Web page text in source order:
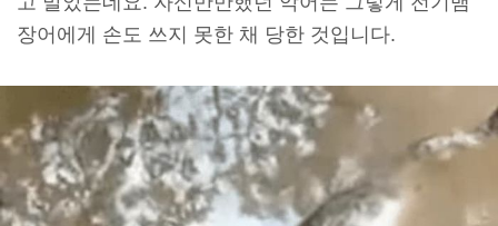
장어에게 손도 쓰지 못한 채 당한 것입니다.